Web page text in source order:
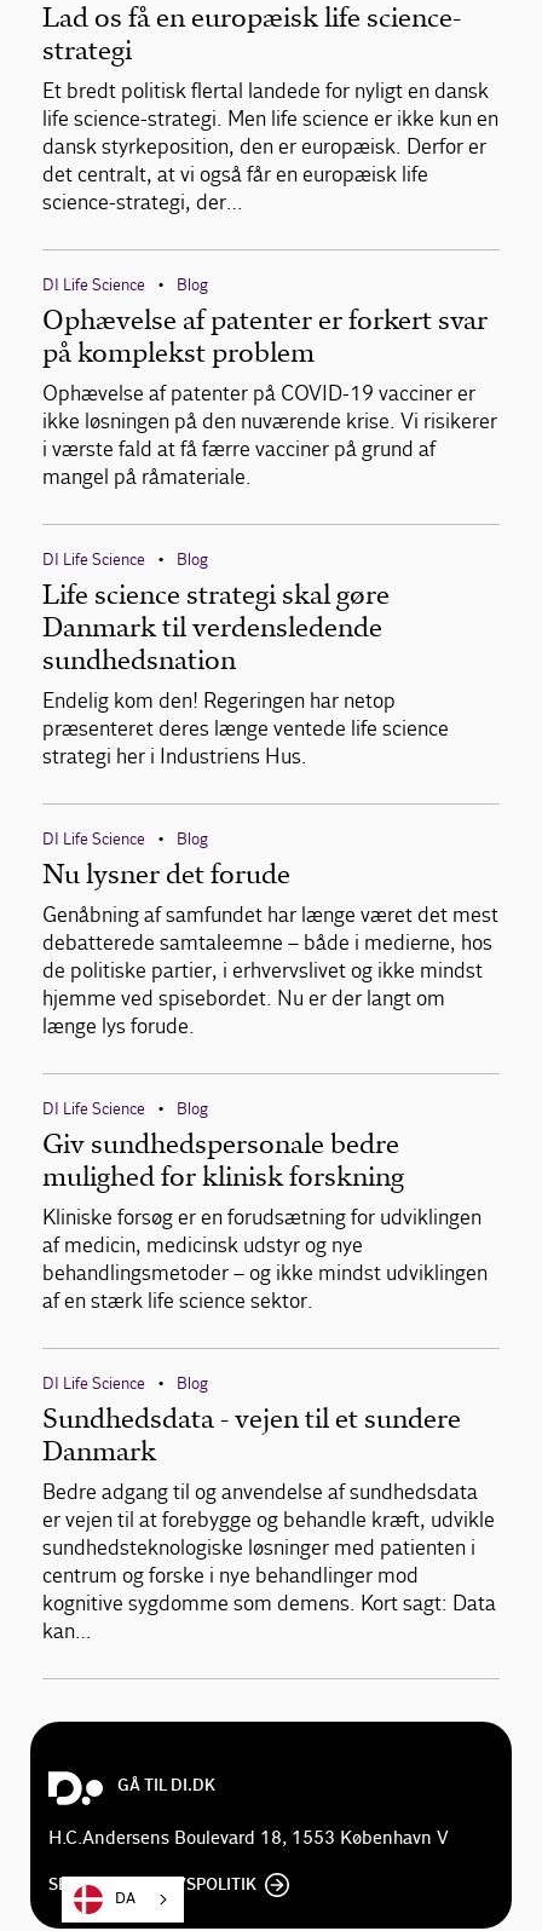
Lad os få en europæisk life science-
strategi
Et bredt politisk flertal landede for nyligt en dansk
life science-strategi. Men life science er ikke kun en
dansk styrkeposition, den er europæisk. Derfor er
det centralt, at vi også får en europæisk life
science-strategi, der…
DI Life Science • Blog
Ophævelse af patenter er forkert svar
på komplekst problem
Ophævelse af patenter på COVID-19 vacciner er
ikke løsningen på den nuværende krise. Vi risikerer
i værste fald at få færre vacciner på grund af
mangel på råmateriale.
DI Life Science • Blog
Life science strategi skal gøre
Danmark til verdensledende
sundhedsnation
Endelig kom den! Regeringen har netop
præsenteret deres længe ventede life science
strategi her i Industriens Hus.
DI Life Science • Blog
Nu lysner det forude
Genåbning af samfundet har længe været det mest
debatterede samtaleemne – både i medierne, hos
de politiske partier, i erhvervslivet og ikke mindst
hjemme ved spisebordet. Nu er der langt om
længe lys forude.
DI Life Science • Blog
Giv sundhedspersonale bedre
mulighed for klinisk forskning
Kliniske forsøg er en forudsætning for udviklingen
af medicin, medicinsk udstyr og nye
behandlingsmetoder – og ikke mindst udviklingen
af en stærk life science sektor.
DI Life Science • Blog
Sundhedsdata - vejen til et sundere
Danmark
Bedre adgang til og anvendelse af sundhedsdata
er vejen til at forebygge og behandle kræft, udvikle
sundhedsteknologiske løsninger med patienten i
centrum og forske i nye behandlinger mod
kognitive sygdomme som demens. Kort sagt: Data
kan…
GÅ TIL DI.DK
H.C.Andersens Boulevard 18, 1553 København V
SE DI'S PRIVATLIVSPOLITIK
DA